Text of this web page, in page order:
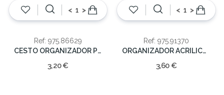
< >
Ref: 975.86629
CESTO ORGANIZADOR PLAST CINZA 3L
3,20 €
< >
Ref: 975.91370
ORGANIZADOR ACRILICO C/DIVISOES TRANS
3,60 €